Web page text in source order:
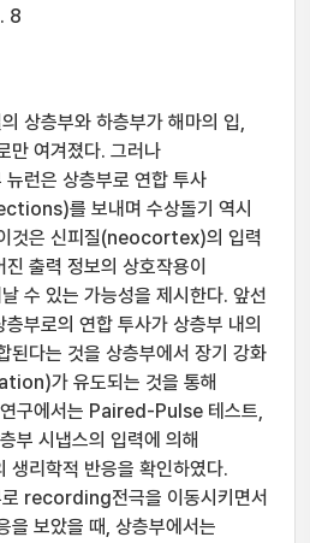
8
상층부와 하층부가 해마의 입,
만 여겨졌다. 그러나
뉴런은 상층부로 연합 투사
를 보내며 수상돌기 역시
것은 신피질(neocortex)의 입력
출력 정보의 상호작용이
수 있는 가능성을 제시한다. 앞선
부로의 연합 투사가 상층부 내의
된다는 것을 상층부에서 장기 강화
가 유도되는 것을 통해
구에서는 Paired-Pulse 테스트,
부 시냅스의 입력에 의해
생리학적 반응을 확인하였다.
로 recording전극을 이동시키면서
을 보았을 때, 상층부에서는